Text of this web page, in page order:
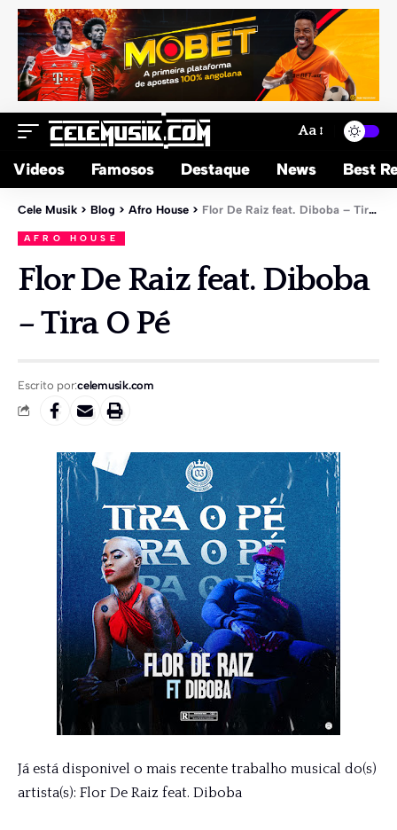
Aa
Videos Famosos Destaque News Best
Cele Musik > Blog > Afro House > Flor De Raiz feat. Diboba – Tira O Pé
AFRO HOUSE
Flor De Raiz feat. Diboba
– Tira O Pé
Escrito por:celemusik.com
Já está disponivel o mais recente trabalho musical do(s)
artista(s): Flor De Raiz feat. Diboba